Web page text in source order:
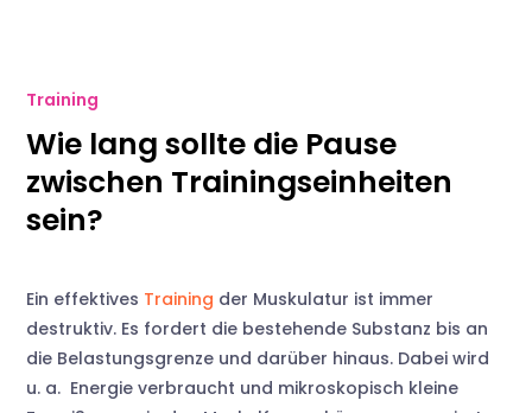
Training
Wie lang sollte die Pause
zwischen Trainingseinheiten
sein?
Ein effektives Training der Muskulatur ist immer
destruktiv. Es fordert die bestehende Substanz bis an
die Belastungsgrenze und darüber hinaus. Dabei wird
u. a. Energie verbraucht und mikroskopisch kleine